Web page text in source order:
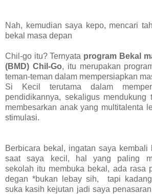
Nah, kemudian saya kepo, mencari
bekal masa depan
Chil-go itu? Ternyata program Bekal
(BMD) Chil-Go, itu merupakan
teman-teman dalam mempersiapkan
Si Kecil terutama dalam
pendidikannya, sekaligus mendukung
membesarkan anak yang multitalenta
stimulasi.
Berbicara bekal, ingatan saya kembali
saat saya kecil, hal yang paling
sekolah itu membuka bekal, ada rasa
degan *bukan lebay sih, tapi
suka kasih kejutan jadi saya